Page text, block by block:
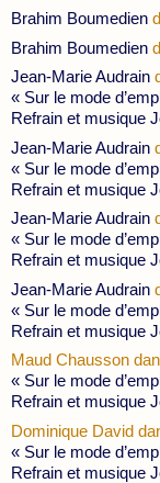
Brahim Boumedien
Brahim Boumedien
Jean-Marie Audrain
« Sur le mode
Refrain et musique
Jean-Marie Audrain
« Sur le mode
Refrain et musique
Jean-Marie Audrain
« Sur le mode
Refrain et musique
Jean-Marie Audrain
« Sur le mode
Refrain et musique
Maud Chausson
« Sur le mode
Refrain et musique
Dominique David
« Sur le mode
Refrain et musique